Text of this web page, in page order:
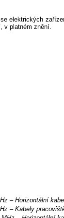
elektrických
v platném znění.
– Horizontální
– Kabely